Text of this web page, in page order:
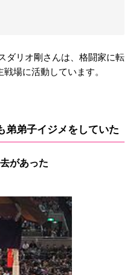
ダリオ剛さんは、格闘家に転
場に活動しています。
弟子イジメをしていた
があった